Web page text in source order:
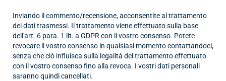
Inviando il commento/recensione, acconsentite al trattamento
dei dati trasmessi. Il trattamento viene effettuato sulla base
dell'art. 6 para. 1 lit. a GDPR con il vostro consenso. Potete
revocare il vostro consenso in qualsiasi momento contattandoci,
senza che ciò influisca sulla legalità del trattamento effettuato
con il vostro consenso fino alla revoca. I vostri dati personali
saranno quindi cancellati.